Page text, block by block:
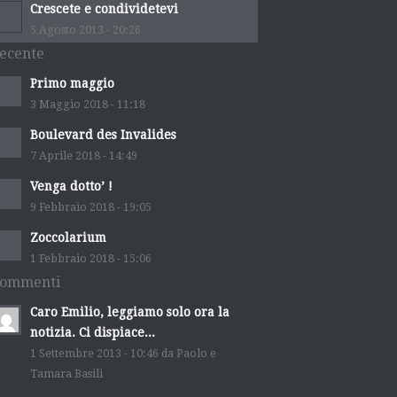
Crescete e condividetevi
5 Agosto 2013 - 20:26
Primo maggio
3 Maggio 2018 - 11:18
Boulevard des Invalides
7 Aprile 2018 - 14:49
Venga dotto’ !
9 Febbraio 2018 - 19:05
Zoccolarium
1 Febbraio 2018 - 15:06
Caro Emilio, leggiamo solo ora la
notizia. Ci dispiace...
1 Settembre 2013 - 10:46 da Paolo e
Tamara Basili